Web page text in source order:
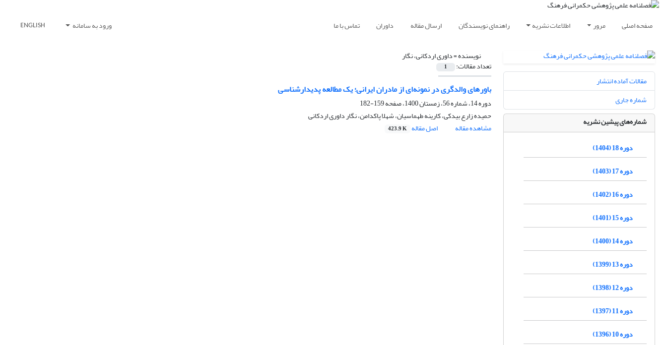
صفحه اصلی مرور اطلاعات نشریه راهنمای نویسندگان ارسال مقاله داوران تماس با ما ورود به سامانه ENGLISH
نویسنده =داوری اردکانی، نگار
تعداد مقالات: 1
باور‌های والدگری در نمونه‌ای از مادران ایرانی؛ یک مطالعه پدیدار‌شناسی
دوره 14، شماره 56، زمستان 1400، صفحه
159-182
حمیده زارع بیدکی، کارینه طهماسیان، شهلا پاکدامن، نگار داوری اردکانی
مشاهده مقاله
اصل مقاله 423.9 K
مقالات آماده انتشار
شماره جاری
شماره‌های پیشین نشریه
دوره 18 (1404)
دوره 17 (1403)
دوره 16 (1402)
دوره 15 (1401)
دوره 14 (1400)
دوره 13 (1399)
دوره 12 (1398)
دوره 11 (1397)
دوره 10 (1396)